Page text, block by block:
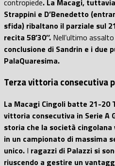
Strappini e D’Benedetto
sfida) ribaltano il parziale sul
recita 58’30’’. Nell’ultimo
conclusione di Sandrin e i due
PalaQuaresima.
Terza vittoria consecutiva
La Macagi Cingoli batte 21-
vittoria consecutiva in Serie A
storia che la società
in un campionato di massima
unico. I ragazzi di Palazzi si
riuscendo a gestire un